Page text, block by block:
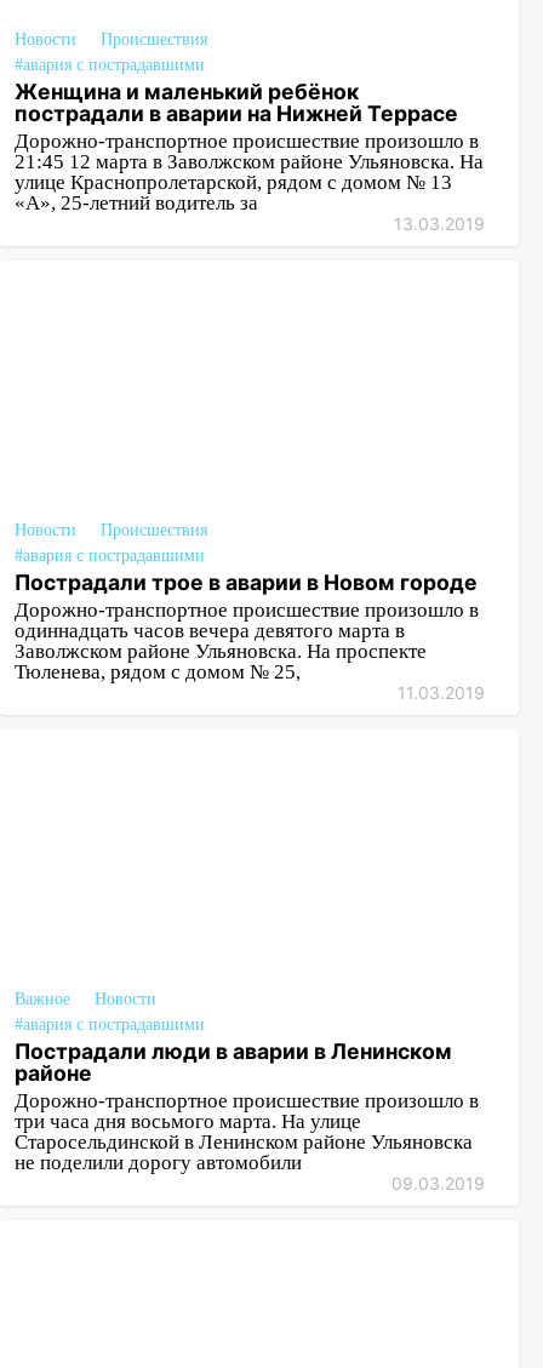
Новости
Происшествия
#авария с пострадавшими
Женщина и маленький ребёнок
пострадали в аварии на Нижней Террасе
Дорожно-транспортное происшествие произошло в
21:45 12 марта в Заволжском районе Ульяновска. На
улице Краснопролетарской, рядом с домом № 13
«А», 25-летний водитель за
13.03.2019
Новости
Происшествия
#авария с пострадавшими
Пострадали трое в аварии в Новом городе
Дорожно-транспортное происшествие произошло в
одиннадцать часов вечера девятого марта в
Заволжском районе Ульяновска. На проспекте
Тюленева, рядом с домом № 25,
11.03.2019
Важное
Новости
#авария с пострадавшими
Пострадали люди в аварии в Ленинском
районе
Дорожно-транспортное происшествие произошло в
три часа дня восьмого марта. На улице
Старосельдинской в Ленинском районе Ульяновска
не поделили дорогу автомобили
09.03.2019